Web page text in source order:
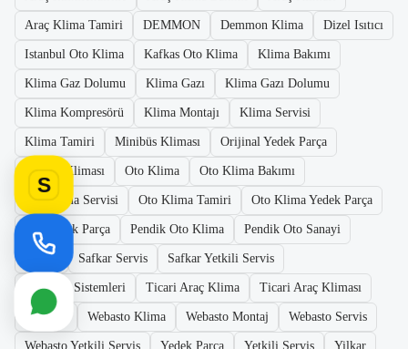
Araç Klima Tamiri DEMMON Demmon Klima Dizel Isıtıcı
Istanbul Oto Klima Kafkas Oto Klima Klima Bakımı
Klima Gaz Dolumu Klima Gazı Klima Gazı Dolumu
Klima Kompresörü Klima Montajı Klima Servisi
Klima Tamiri Minibüs Kliması Orijinal Yedek Parça
Otobüs Kliması Oto Klima Oto Klima Bakımı
Oto Klima Servisi Oto Klima Tamiri Oto Klima Yedek Parça
Oto Yedek Parça Pendik Oto Klima Pendik Oto Sanayi
Safkar Safkar Servis Safkar Yetkili Servis
Soğutma Sistemleri Ticari Araç Klima Ticari Araç Kliması
Webasto Webasto Klima Webasto Montaj Webasto Servis
Webasto Yetkili Servis Yedek Parça Yetkili Servis Yilkar
S